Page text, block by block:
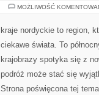
MOŻLIWOŚĆ
kraje nordyckie to region,
ciekawe świata. To
krajobrazy spotyka się z
podróż może stać się
Strona poświęcona tej